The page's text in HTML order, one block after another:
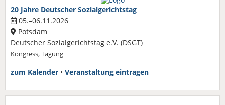
20 Jahre Deutscher Sozialgerichtstag
05.–06.11.2026
Potsdam
Deutscher Sozialgerichtstag e.V. (DSGT)
Kongress, Tagung
zum Kalender • Veranstaltung eintragen